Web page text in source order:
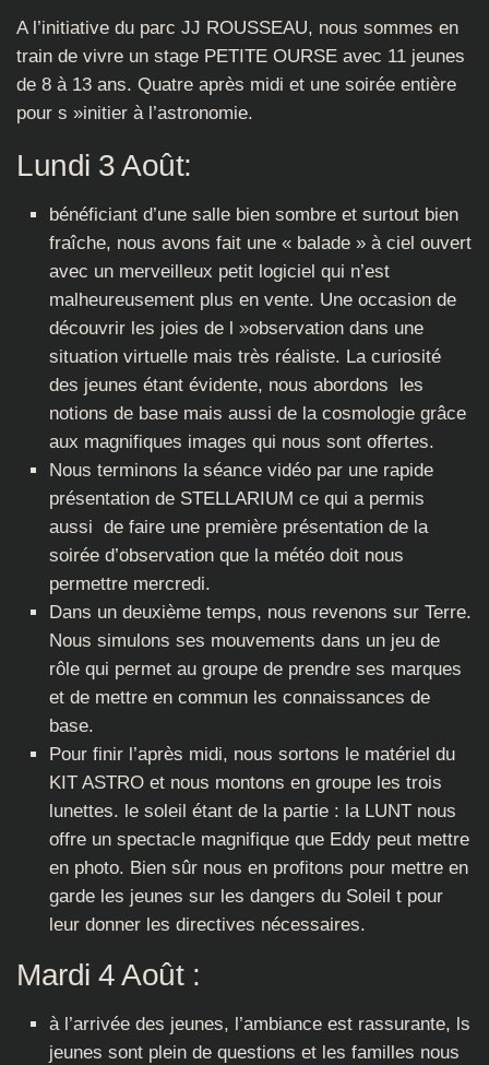
A l’initiative du parc JJ ROUSSEAU, nous sommes en
train de vivre un stage PETITE OURSE avec 11 jeunes
de 8 à 13 ans. Quatre après midi et une soirée entière
pour s »initier à l’astronomie.
Lundi 3 Août:
bénéficiant d’une salle bien sombre et surtout bien
fraîche, nous avons fait une « balade » à ciel ouvert
avec un merveilleux petit logiciel qui n’est
malheureusement plus en vente. Une occasion de
découvrir les joies de l »observation dans une
situation virtuelle mais très réaliste. La curiosité
des jeunes étant évidente, nous abordons les
notions de base mais aussi de la cosmologie grâce
aux magnifiques images qui nous sont offertes.
Nous terminons la séance vidéo par une rapide
présentation de STELLARIUM ce qui a permis
aussi de faire une première présentation de la
soirée d’observation que la météo doit nous
permettre mercredi.
Dans un deuxième temps, nous revenons sur Terre.
Nous simulons ses mouvements dans un jeu de
rôle qui permet au groupe de prendre ses marques
et de mettre en commun les connaissances de
base.
Pour finir l’après midi, nous sortons le matériel du
KIT ASTRO et nous montons en groupe les trois
lunettes. le soleil étant de la partie : la LUNT nous
offre un spectacle magnifique que Eddy peut mettre
en photo. Bien sûr nous en profitons pour mettre en
garde les jeunes sur les dangers du Soleil t pour
leur donner les directives nécessaires.
Mardi 4 Août :
à l’arrivée des jeunes, l’ambiance est rassurante, ls
jeunes sont plein de questions et les familles nous